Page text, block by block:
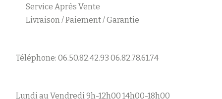
Service Après Vente
Livraison / Paiement / Garantie
Téléphone: 06.50.82.42.93 06.82.78.61.74
Lundi au Vendredi 9h-12h00 14h00-18h00